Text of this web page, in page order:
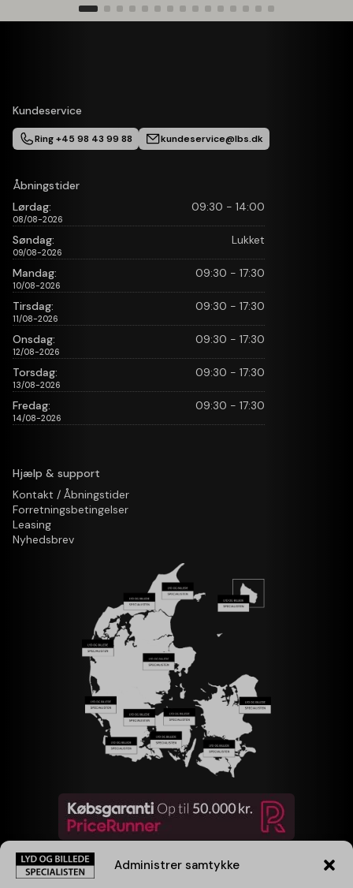
Administrer samtykke
Kundeservice
Ring +45 98 43 99 88 kundeservice@lbs.dk
Åbningstider
Lørdag:
08/08-2026
09:30 - 14:00
Søndag:
09/08-2026
Lukket
Mandag:
10/08-2026
09:30 - 17:30
Tirsdag:
11/08-2026
09:30 - 17:30
Onsdag:
12/08-2026
09:30 - 17:30
Torsdag:
13/08-2026
09:30 - 17:30
Fredag:
14/08-2026
09:30 - 17:30
Hjælp & support
Kontakt / Åbningstider
Forretningsbetingelser
Leasing
Nyhedsbrev